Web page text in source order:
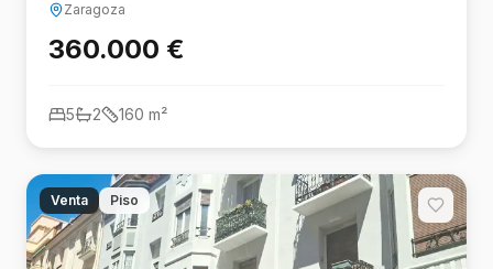
Zaragoza
360.000 €
5 2 160 m²
Venta Piso